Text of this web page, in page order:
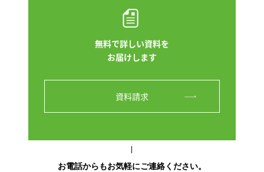
無料で詳しい資料を
お届けします
資料請求
お電話からもお気軽にご連絡ください。